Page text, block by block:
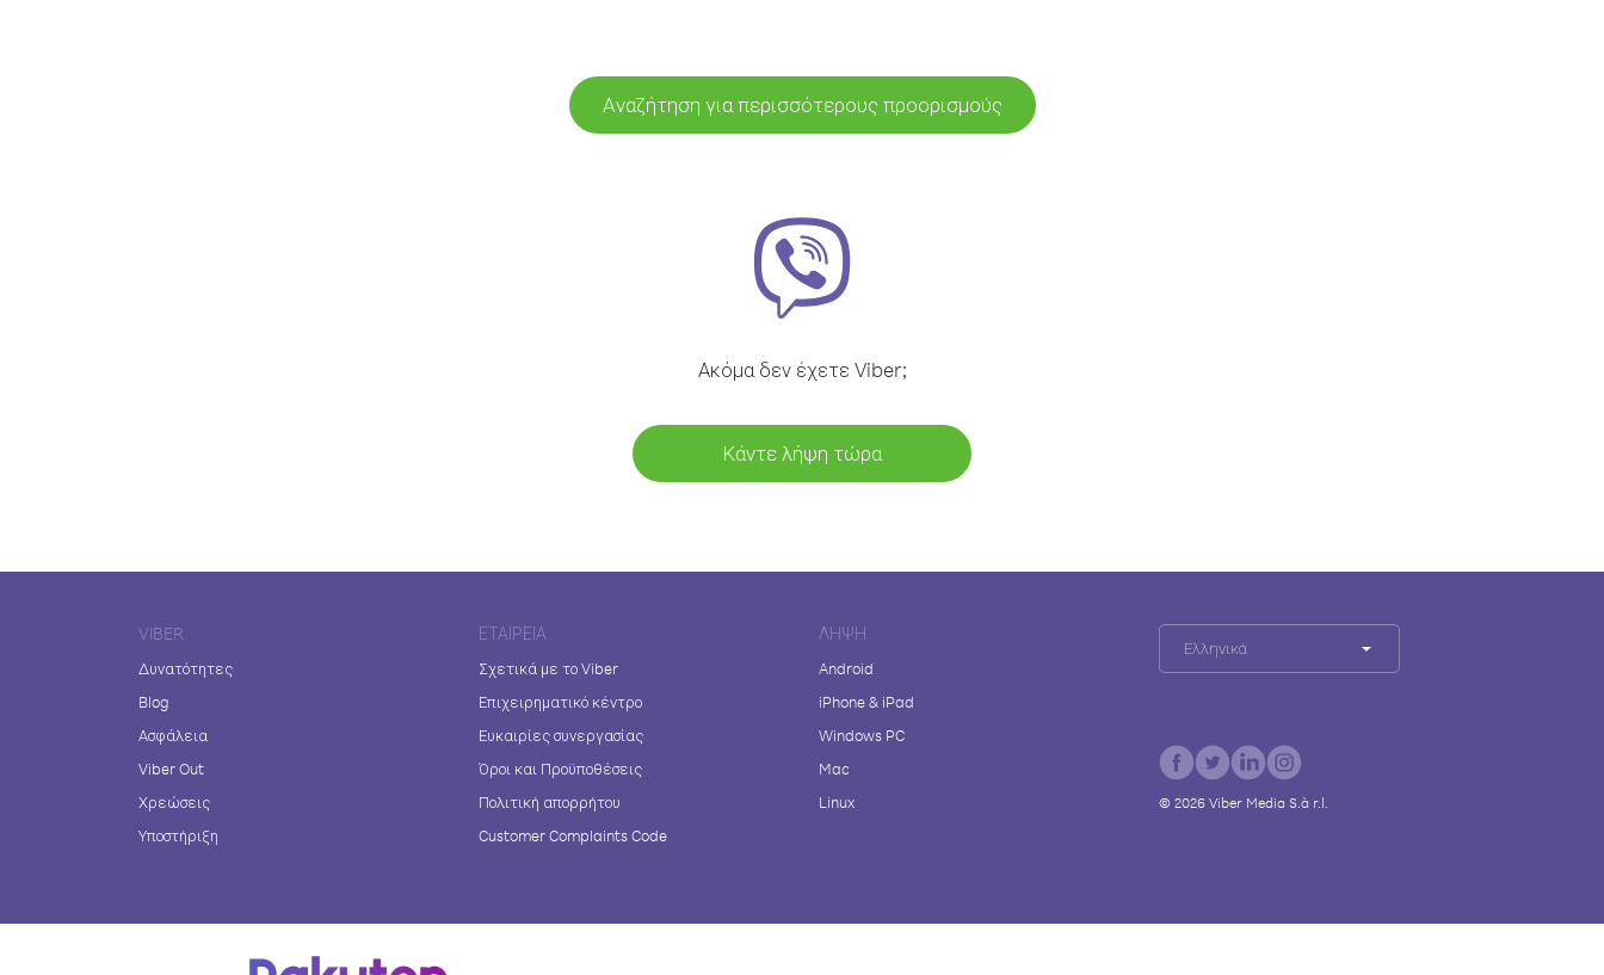
Αναζήτηση για περισσότερους προορισμούς
Ακόμα δεν έχετε Viber;
Κάντε λήψη τώρα
VIBER
Δυνατότητες
Blog
Ασφάλεια
Viber Out
Χρεώσεις
Υποστήριξη
ΕΤΑΙΡΕΊΑ
Σχετικά με το Viber
Επιχειρηματικό κέντρο
Ευκαιρίες συνεργασίας
Όροι και Προϋποθέσεις
Πολιτική απορρήτου
Customer Complaints Code
ΛΉΨΗ
Android
iPhone & iPad
Windows PC
Mac
Linux
Ελληνικά
© 2026 Viber Media S.à r.l.